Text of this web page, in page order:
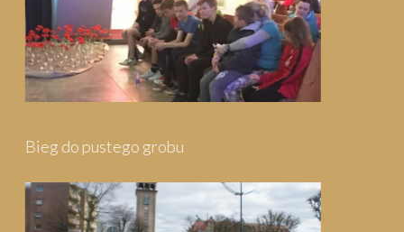
Pielgrzymka do Wejherowa